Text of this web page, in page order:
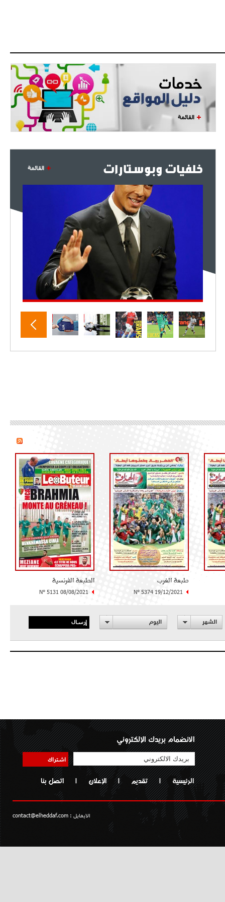
القائمة
خلفيات وبوستارات القائمة
طبعة الغرب
N° 5374 19/12/2021
الطبعة الفرنسية
N° 5131 08/08/2021
الشهر اليوم إرسال
الانضمام بريدك الإلكتروني
اشتراك
الرئيسية | تقديم | الإعلان | اتصل بنا
الايمايل : contact@elheddaf.com